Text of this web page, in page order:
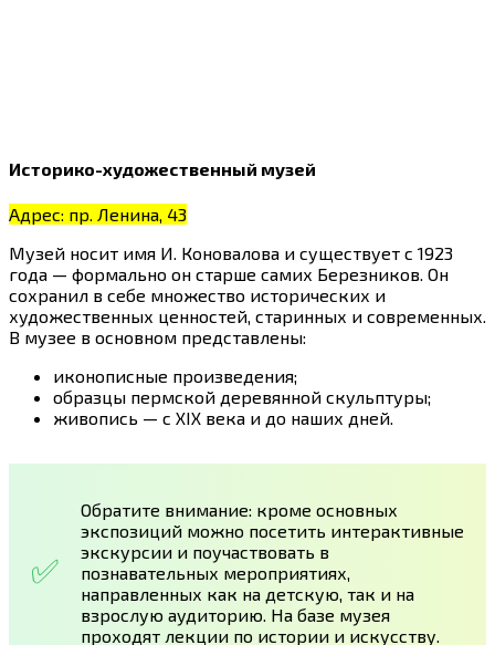
Историко-художественный музей
Адрес: пр. Ленина, 43
Музей носит имя И. Коновалова и существует с 1923
года — формально он старше самих Березников. Он
сохранил в себе множество исторических и
художественных ценностей, старинных и современных.
В музее в основном представлены:
иконописные произведения;
образцы пермской деревянной скульптуры;
живопись — с XIX века и до наших дней.
Обратите внимание: кроме основных
экспозиций можно посетить интерактивные
экскурсии и поучаствовать в
познавательных мероприятиях,
направленных как на детскую, так и на
взрослую аудиторию. На базе музея
проходят лекции по истории и искусству.